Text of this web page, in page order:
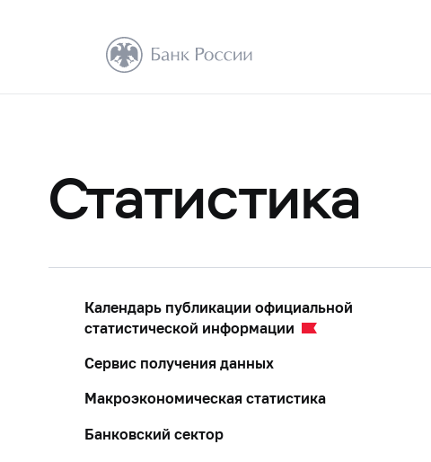
Статистика
Календарь публикации официальной
статистической информации
Сервис получения данных
Макроэкономическая статистика
Банковский сектор